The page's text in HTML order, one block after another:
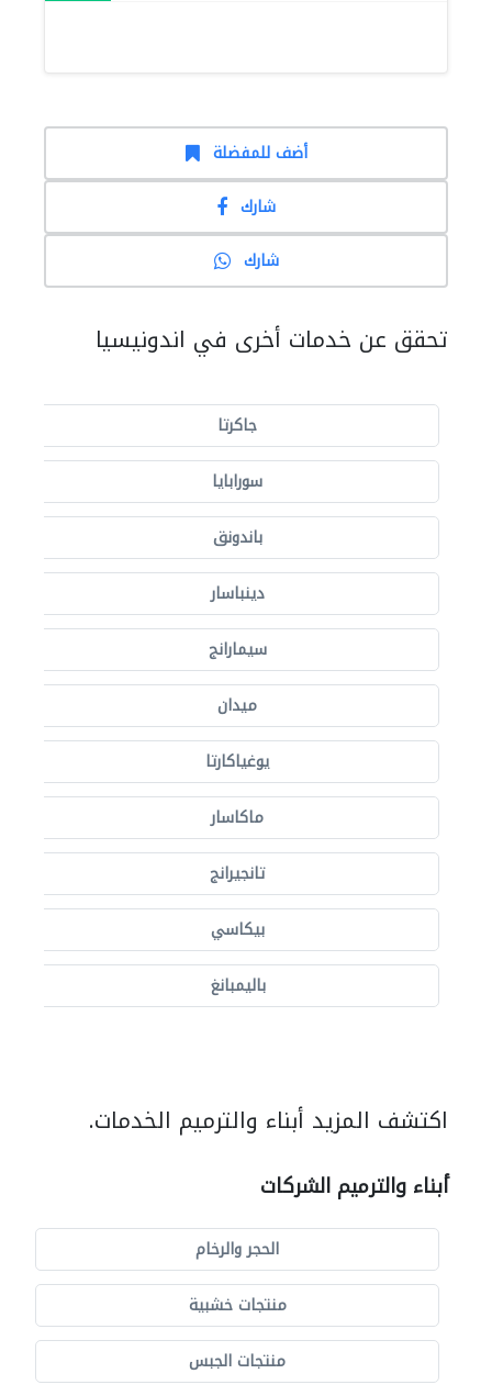
أضف للمفضلة
شارك
شارك
تحقق عن خدمات أخرى في اندونيسيا
جاكرتا
سورابايا
باندونق
دينباسار
سيمارانج
ميدان
يوغياكارتا
ماكاسار
تانجيرانج
بيكاسي
باليمبانغ
اكتشف المزيد أبناء والترميم الخدمات.
أبناء والترميم الشركات
الحجر والرخام
منتجات خشبية
منتجات الجبس